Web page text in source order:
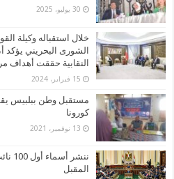
30 يوليو، 2025
خلال استقباله وكيلة
الشورى البحريني يؤكد
النقابية حققت أهداف
15 فبراير، 2024
مستقبل وطن ببلبيس
كورونا
13 نوفمبر، 2021
ننشر
المقبل